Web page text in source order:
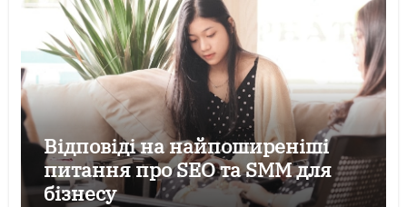
Відповіді на найпоширеніші
питання про SEO та SMM для
бізнесу